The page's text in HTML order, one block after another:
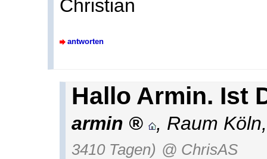
Christian
antworten
Hallo Armin. Ist
armin , Raum Köln
3410 Tagen) @ ChrisAS